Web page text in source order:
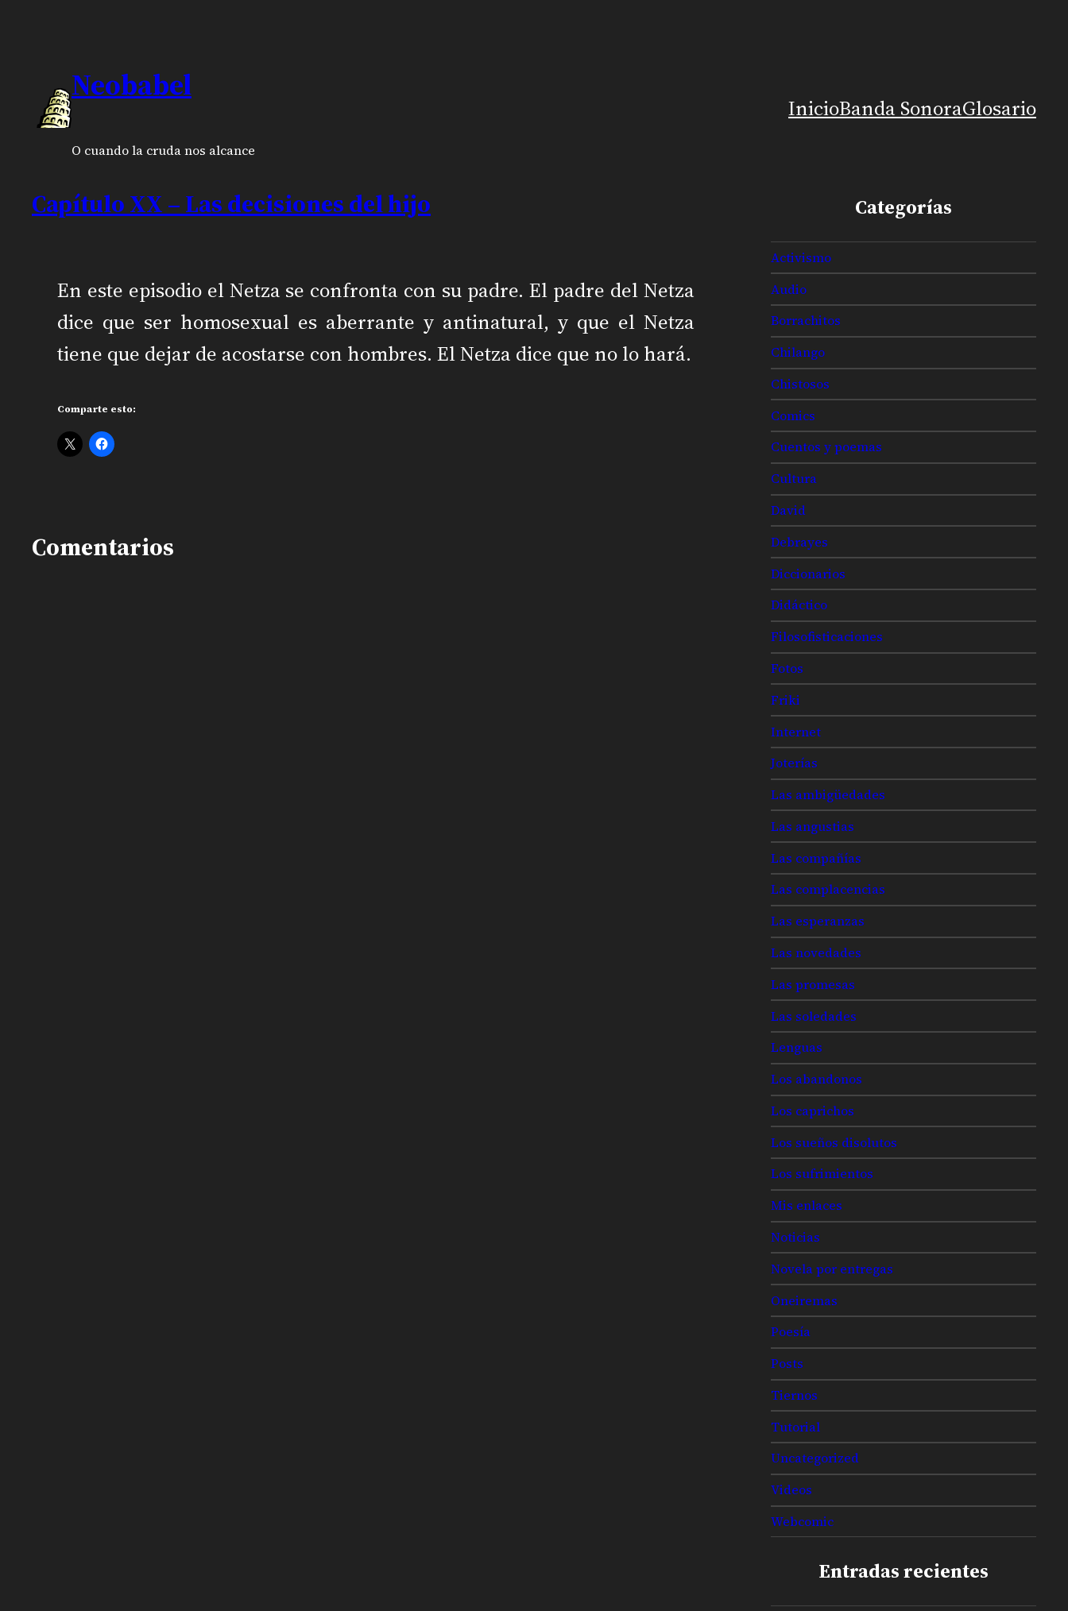
Neobabel
O cuando la cruda nos alcance
InicioBanda SonoraGlosario
Capítulo XX – Las decisiones del hijo
En este episodio el Netza se confronta con su padre. El padre del Netza
dice que ser homosexual es aberrante y antinatural, y que el Netza
tiene que dejar de acostarse con hombres. El Netza dice que no lo hará.
Comparte esto:
Comentarios
Categorías
Activismo
Audio
Borrachitos
Chilango
Chistosos
Comics
Cuentos y poemas
Cultura
David
Debrayes
Diccionarios
Didáctico
Filosofisticaciones
Fotos
Friki
Internet
Joterías
Las ambigüedades
Las angustias
Las compañías
Las complacencias
Las esperanzas
Las novedades
Las promesas
Las soledades
Lenguas
Los abandonos
Los caprichos
Los sueños disolutos
Los sufrimientos
Mis enlaces
Noticias
Novela por entregas
Oneiremas
Poesía
Posts
Tiernos
Tutorial
Uncategorized
Videos
Webcomic
Entradas recientes